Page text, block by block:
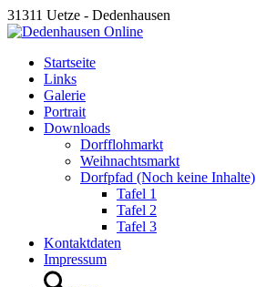
31311 Uetze - Dedenhausen
Startseite
Links
Galerie
Portrait
Downloads
Dorfflohmarkt
Weihnachtsmarkt
Dorfpfad (Noch keine Inhalte)
Tafel 1
Tafel 2
Tafel 3
Kontaktdaten
Impressum